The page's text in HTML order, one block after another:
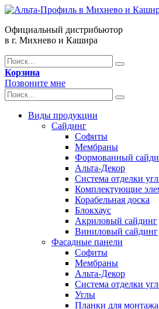
Официальный дистрибьютор
в г. Михнево и Кашира
Корзина
Позвоните мне
Виды продукции
Сайдинг
Софиты
Мембраны
Формованный
Альта-Декор
Система отделки
Комплектующие
Корабельная доска
Блокхаус
Акриловый сайдинг
Виниловый сайдинг
Фасадные панели
Софиты
Мембраны
Альта-Декор
Система отделки
Углы
Планки для монтажа